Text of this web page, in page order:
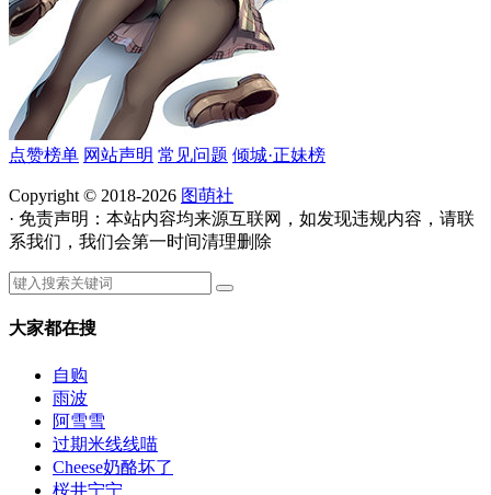
点赞榜单 网站声明 常见问题 倾城·正妹榜
Copyright © 2018-2026 图萌社
· 免责声明：本站内容均来源互联网，如发现违规内容，请联
系我们，我们会第一时间清理删除
大家都在搜
自购
雨波
阿雪雪
过期米线线喵
Cheese奶酪坏了
桜井宁宁